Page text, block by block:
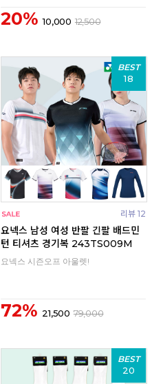
20% 10,000 12,500
BEST
18
리뷰 12
요넥스 남성 여성 반팔 긴팔 배드민
턴 티셔츠 경기복 243TS009M
요넥스 시즌오프 아울렛!
72% 21,500 79,000
BEST
20